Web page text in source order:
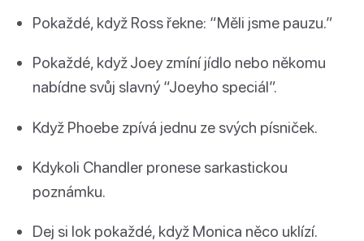
Pokaždé, když Ross řekne: “Měli jsme pauzu.”
Pokaždé, když Joey zmíní jídlo nebo někomu
nabídne svůj slavný “Joeyho speciál”.
Když Phoebe zpívá jednu ze svých písniček.
Kdykoli Chandler pronese sarkastickou
poznámku.
Dej si lok pokaždé, když Monica něco uklízí.